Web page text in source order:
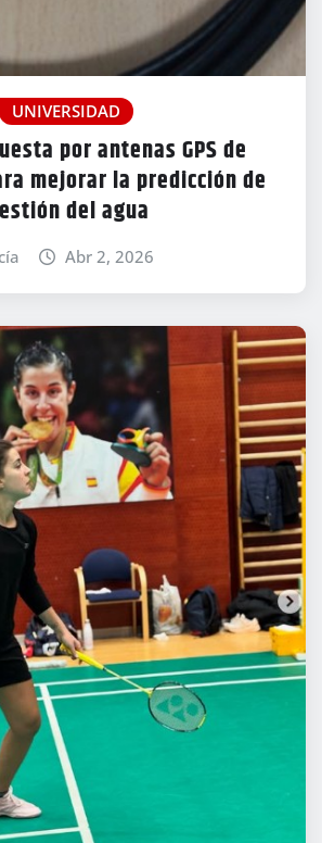
UNIVERSIDAD
por antenas GPS de
mejorar la predicción de
del agua
Abr 2, 2026